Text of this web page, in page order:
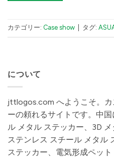
カテゴリー: Case show タグ:
について
jttlogos.com へようこそ。
ーの頼れるサイトです。中
ル メタル ステッカー、3D
ステンレス スチール メタル
ステッカー、電気形成ペッ